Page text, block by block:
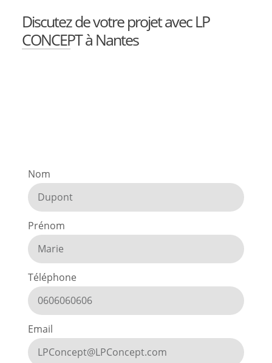
Discutez de votre projet avec LP
CONCEPT à Nantes
Nom
Prénom
Téléphone
Email